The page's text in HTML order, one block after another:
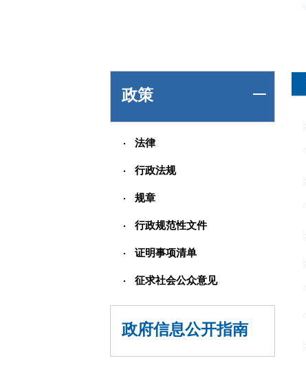
政策
法律
行政法规
规章
行政规范性文件
证明事项清单
征求社会公众意见
政府信息公开指南